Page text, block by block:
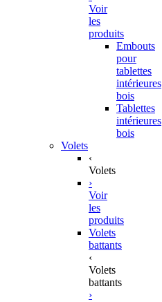
Voir
les
produits
Embouts
pour
tablettes
intérieures
bois
Tablettes
intérieures
bois
Volets
‹
Volets
›
Voir
les
produits
Volets
battants
‹
Volets
battants
›